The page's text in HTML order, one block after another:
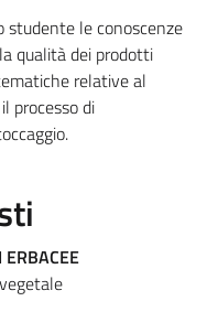
studente le conoscenze
qualità dei prodotti
relative al
processo di